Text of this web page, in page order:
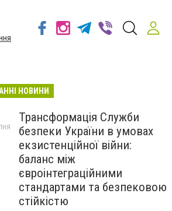
НОВИНИ
Трансформація Служби
безпеки України в умовах
екзистенційної війни:
баланс між
євроінтеграційними
стандартами та безпековою
стійкістю